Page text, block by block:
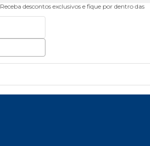
Receba descontos exclusivos e fique por dentro das